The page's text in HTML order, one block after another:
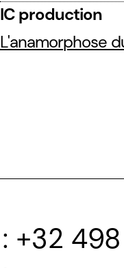
IC production
L'anamorphose
+32